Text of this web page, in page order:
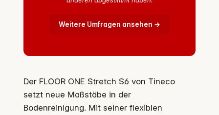
Weitere Umfragen ansehen →
Der FLOOR ONE Stretch S6 von Tineco
setzt neue Maßstäbe in der
Bodenreinigung. Mit seiner flexiblen